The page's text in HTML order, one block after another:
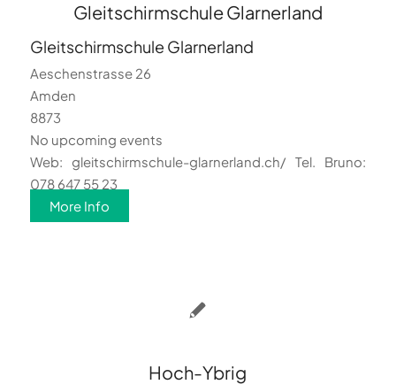
Gleitschirmschule Glarnerland
Gleitschirmschule Glarnerland
Aeschenstrasse 26
Amden
8873
No upcoming events
Web: gleitschirmschule-glarnerland.ch/ Tel. Bruno:
078 647 55 23
More Info
Hoch-Ybrig